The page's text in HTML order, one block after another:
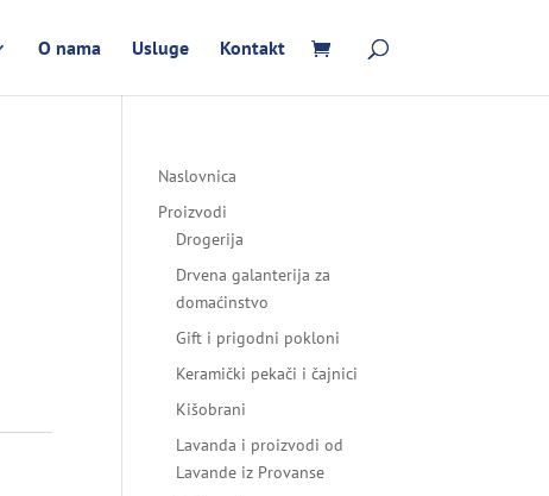
O nama Usluge Kontakt
Naslovnica
Proizvodi
Drogerija
Drvena galanterija za
domaćinstvo
Gift i prigodni pokloni
Keramički pekači i čajnici
Kišobrani
Lavanda i proizvodi od
Lavande iz Provanse